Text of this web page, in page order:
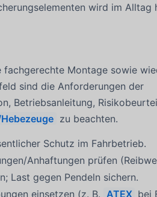
wird im
fachgerechte Montage sowie
sind die Anforderungen der
Betriebsanleitung,
zu beachten.
Schutz im Fahrbetrieb.
Anhaftungen prüfen
Last gegen Pendeln sichern.
einsetzen (z. B. ATEX bei